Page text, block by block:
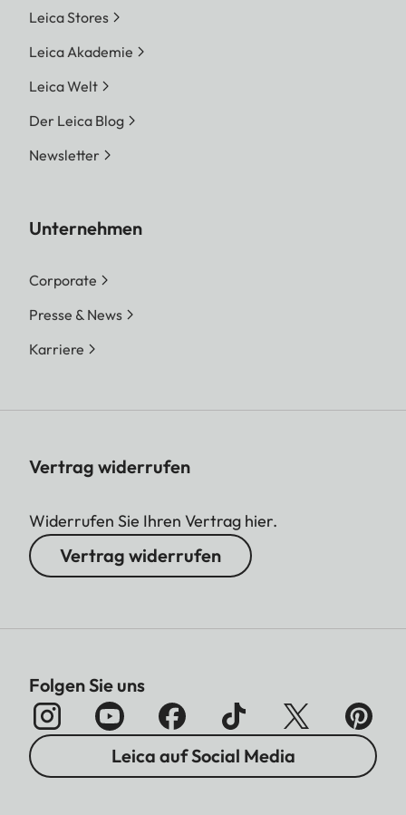
Leica Stores
Leica Akademie
Leica Welt
Der Leica Blog
Newsletter
Unternehmen
Corporate
Presse & News
Karriere
Vertrag widerrufen
Widerrufen Sie Ihren Vertrag hier.
Vertrag widerrufen
Folgen Sie uns
Leica auf Social Media